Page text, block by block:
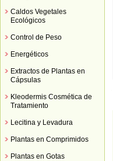
Caldos Vegetales
Ecológicos
Control de Peso
Energéticos
Extractos de Plantas en
Cápsulas
Kleodermis Cosmética de
Tratamiento
Lecitina y Levadura
Plantas en Comprimidos
Plantas en Gotas